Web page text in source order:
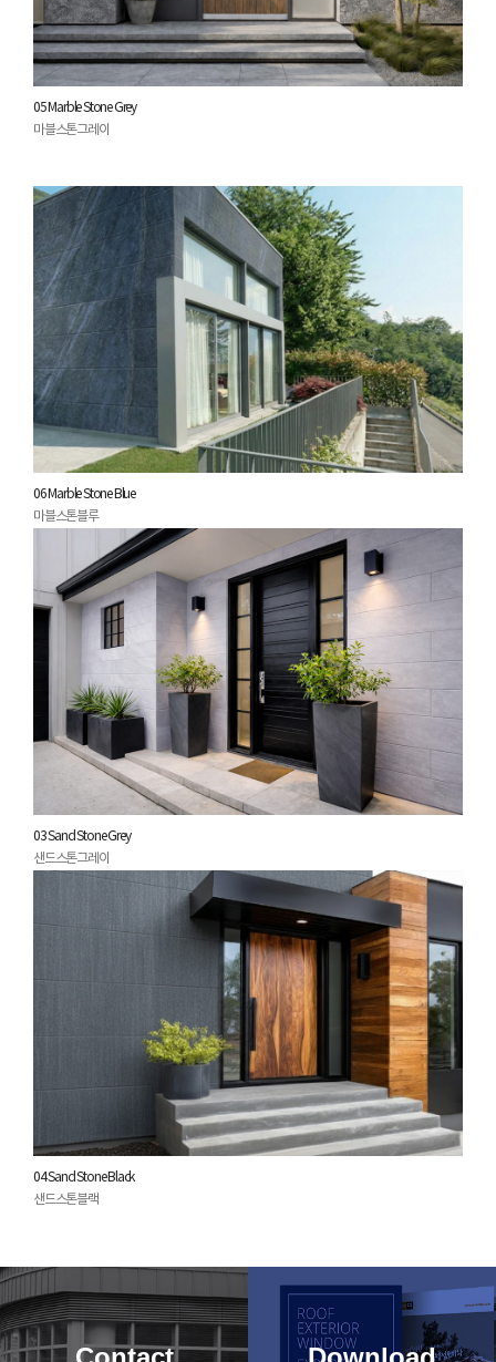
05 Marble Stone Grey
마블스톤그레이
06 Marble Stone Blue
마블스톤블루
03 Sand Stone Grey
샌드스톤그레이
04 Sand Stone Black
샌드스톤블랙